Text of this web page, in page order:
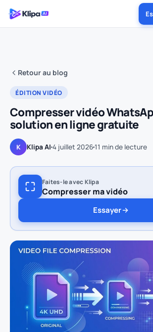
Retour au blog
ÉDITION VIDÉO
Compresser vidéo
solution en ligne gratuite
K Klipa AI 4 juillet 202611 min de lecture
Faites-le avec Klipa
Compresser ma vidéo
Essayer